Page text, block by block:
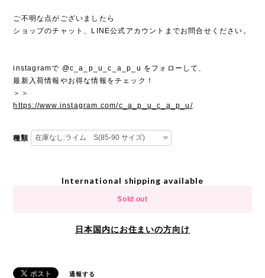
ご不明な点がございましたら
ショップのチャット、LINE公式アカウントまでお問合せください。
instagramで @c_a_p_u_c_a_p_u をフォローして、
最新入荷情報やお得な情報をチェック！
＞＞
https://www.instagram.com/c_a_p_u_c_a_p_u/
種類
International shipping available
Sold out
日本国内にお住まいの方向け
通報する